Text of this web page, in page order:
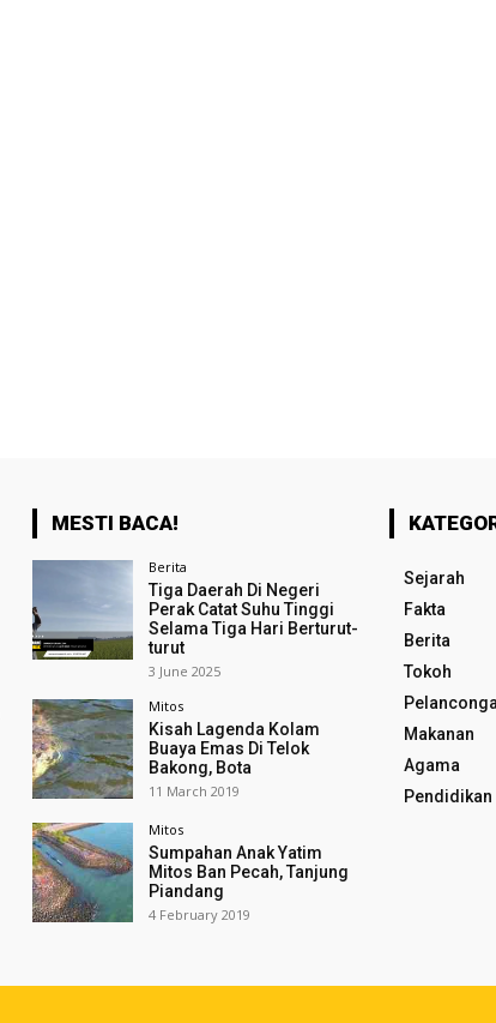
MESTI BACA!
Berita
Tiga Daerah Di Negeri
Perak Catat Suhu Tinggi
Selama Tiga Hari Berturut-
turut
3 June 2025
Mitos
Kisah Lagenda Kolam
Buaya Emas Di Telok
Bakong, Bota
11 March 2019
Mitos
Sumpahan Anak Yatim
Mitos Ban Pecah, Tanjung
Piandang
4 February 2019
Sejarah
Fakta
Berita
Tokoh
Makanan
Agama
Pendidikan